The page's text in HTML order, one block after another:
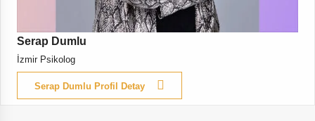
Serap Dumlu
İzmir Psikolog
Serap Dumlu Profil Detay